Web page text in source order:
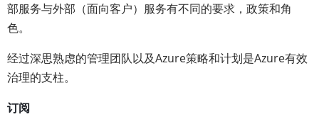
部服务与外部（面向客户）服务有不同的要求，政策和角
色。
经过深思熟虑的管理团队以及Azure策略和计划是Azure有效
治理的支柱。
订阅